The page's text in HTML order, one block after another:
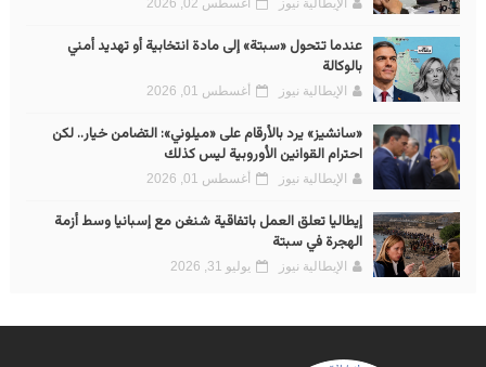
عندما تتحول «سبتة» إلى مادة انتخابية أو تهديد أمني
بالوكالة
الإيطالية نيوز أغسطس 01, 2026
«سانشيز» يرد بالأرقام على «ميلوني»: التضامن خيار.. لكن
احترام القوانين الأوروبية ليس كذلك
الإيطالية نيوز أغسطس 01, 2026
إيطاليا تعلق العمل باتفاقية شنغن مع إسبانيا وسط أزمة
الهجرة في سبتة
الإيطالية نيوز يوليو 31, 2026